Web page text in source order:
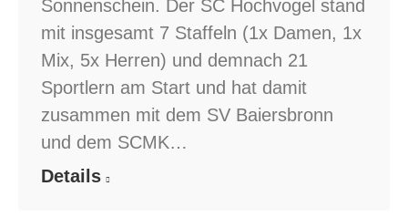
Sonnenschein. Der SC Hochvogel stand
mit insgesamt 7 Staffeln (1x Damen, 1x
Mix, 5x Herren) und demnach 21
Sportlern am Start und hat damit
zusammen mit dem SV Baiersbronn
und dem SCMK…
Details